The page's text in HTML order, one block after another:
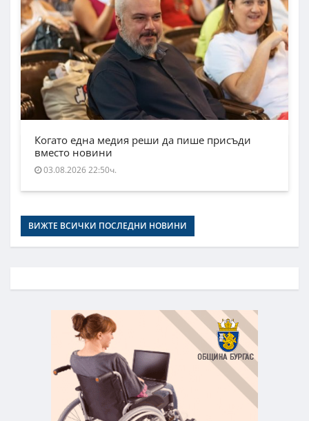
Когато една медия реши да пише присъди
вместо новини
03.08.2026 22:50ч.
ВИЖТЕ ВСИЧКИ ПОСЛЕДНИ НОВИНИ